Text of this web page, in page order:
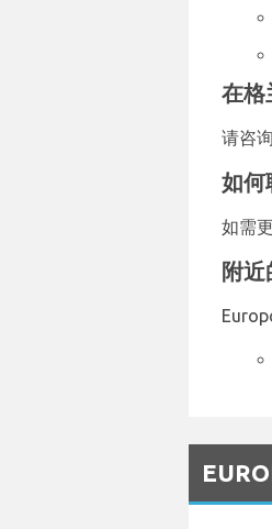
在格
请咨
如何
如需
附